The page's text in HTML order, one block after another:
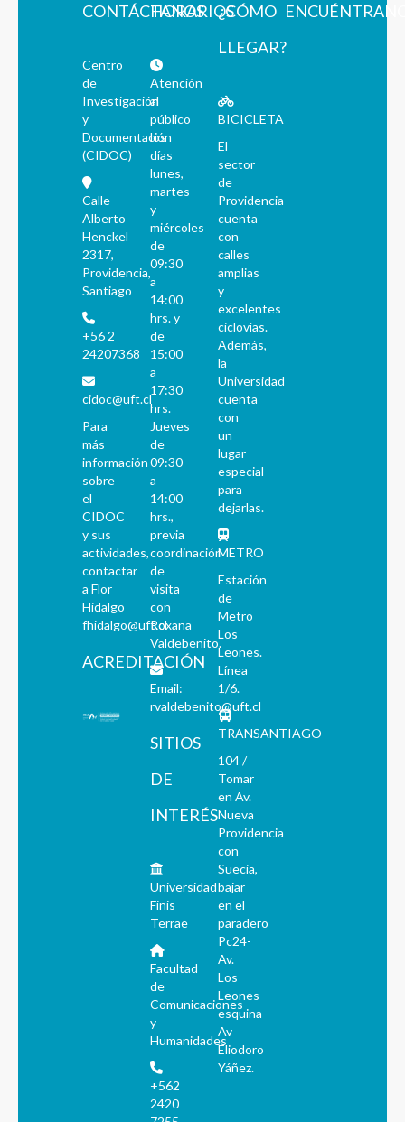
CONTÁCTANOS
Centro
de
Investigación
y
Documentación
(CIDOC)
Calle
Alberto
Henckel
2317,
Providencia,
Santiago
+56 2
24207368
cidoc@uft.cl
Para
más
información
sobre
el
CIDOC
y sus
actividades,
contactar
a Flor
Hidalgo
fhidalgo@uft.cl
ACREDITACIÓN
HORARIOS
Atención
al
público
los
días
lunes,
martes
y
miércoles
de
09:30
a
14:00
hrs. y
de
15:00
a
17:30
hrs.
Jueves
de
09:30
a
14:00
hrs.,
previa
coordinación
de
visita
con
Roxana
Valdebenito.
Email:
rvaldebenito@uft.cl
SITIOS
DE
INTERÉS
Universidad
Finis
Terrae
Facultad
de
Comunicaciones
y
Humanidades
+562
2420
¿CÓMO
LLEGAR?
BICICLETA
El
sector
de
Providencia
cuenta
con
calles
amplias
y
excelentes
ciclovías.
Además,
la
Universidad
cuenta
con
un
lugar
especial
para
dejarlas.
METRO
Estación
de
Metro
Los
Leones.
Línea
1/6.
TRANSANTIAGO
104 /
Tomar
en Av.
Nueva
Providencia
con
Suecia,
bajar
en el
paradero
Pc24-
Av.
Los
Leones
esquina
Av
Eliodoro
Yáñez.